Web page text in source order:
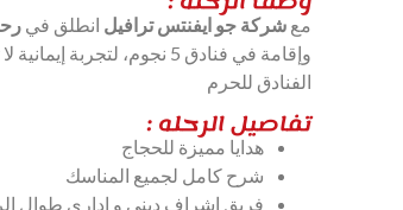
معشركة جو ايفنتس ترافيل انطلق في
وإقامة في فنادق 5 نجوم،
الفنادق للحرم
تفاصيل الرحله :
هدايا مميزة للحجاج
شرح كامل لجميع المناسك
فريق إشراف ديني و إداري طوال